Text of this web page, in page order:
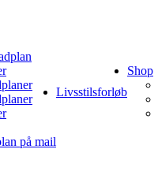
på mail
Livsstilsforløb
Shop